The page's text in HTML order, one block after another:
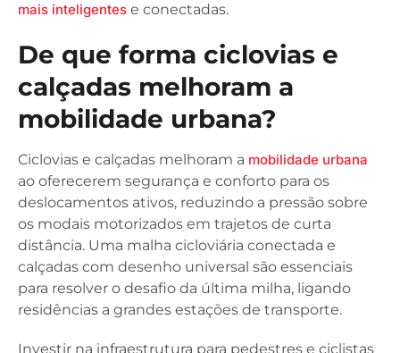
mais inteligentes e conectadas.
De que forma ciclovias e
calçadas melhoram a
mobilidade urbana?
Ciclovias e calçadas melhoram a mobilidade urbana
ao oferecerem segurança e conforto para os
deslocamentos ativos, reduzindo a pressão sobre
os modais motorizados em trajetos de curta
distância. Uma malha cicloviária conectada e
calçadas com desenho universal são essenciais
para resolver o desafio da última milha, ligando
residências a grandes estações de transporte.
Investir na infraestrutura para pedestres e ciclistas